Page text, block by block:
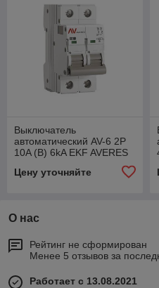
Выключатель
автоматический AV-6 2P
10A (B) 6kA EKF AVERES
Цену уточняйте
О нас
Рейтинг не сформирован
Менее 5 отзывов за
Работает с 13.08.2021